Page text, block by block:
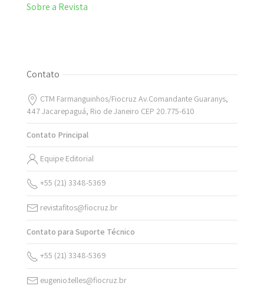
Sobre a Revista
Contato
CTM Farmanguinhos/Fiocruz Av.Comandante Guaranys,
447 Jacarepaguá, Rio de Janeiro CEP 20.775-610
Contato Principal
Equipe Editorial
+55 (21) 3348-5369
revistafitos@fiocruz.br
Contato para Suporte Técnico
+55 (21) 3348-5369
eugenio.telles@fiocruz.br